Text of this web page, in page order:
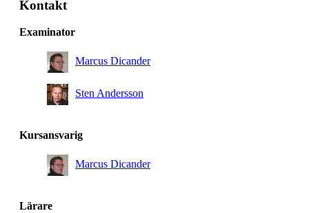
Kontakt
Examinator
Marcus Dicander
Sten Andersson
Kursansvarig
Marcus Dicander
Lärare